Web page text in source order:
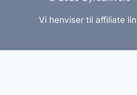
Vi henviser til affiliate